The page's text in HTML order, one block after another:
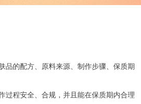
品的配方、原料来源、制作步骤、保质期
过程安全、合规，并且能在保质期内合理